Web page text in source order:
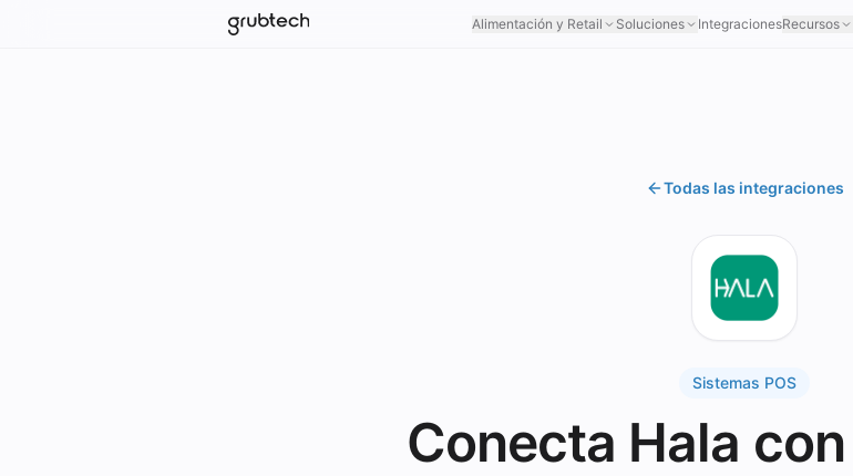
Alimentación y Retail Soluciones IntegracionesRecursos
Todas las integraciones
Sistemas POS
Conecta Hala